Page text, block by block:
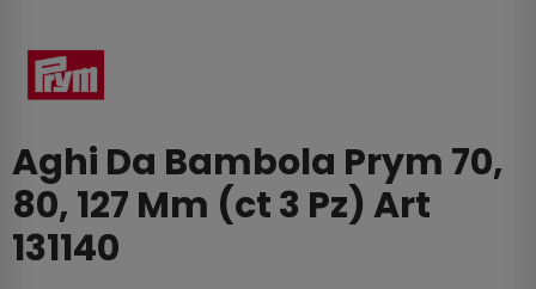
Aghi Da Bambola Prym 70,
80, 127 Mm (ct 3 Pz) Art
131140